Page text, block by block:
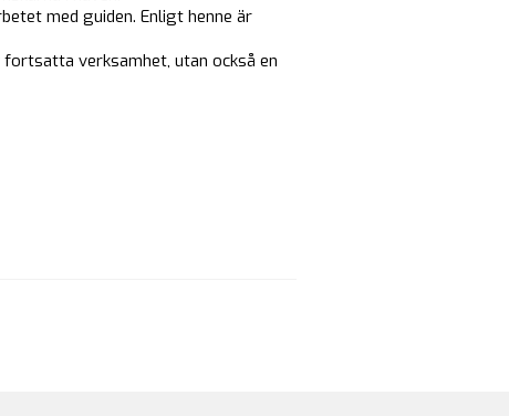
med guiden. Enligt henne är
verksamhet, utan också en